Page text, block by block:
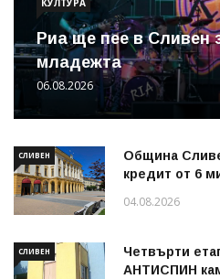
КУЛТУРА
Риа ще пее в Сливен
младежта
06.08.2026
СЛИВЕН
Община
кредит от 6
04.08.2026
СЛИВЕН
Четвърти
АНТИСПИН